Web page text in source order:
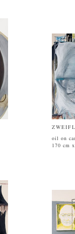
oil on
170 cm